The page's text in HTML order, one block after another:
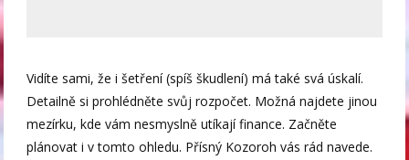
Vidíte sami, že i šetření (spíš škudlení) má také svá úskalí.
Detailně si prohlédněte svůj rozpočet. Možná najdete jinou
mezírku, kde vám nesmyslně utíkají finance. Začněte
plánovat i v tomto ohledu. Přísný Kozoroh vás rád navede.